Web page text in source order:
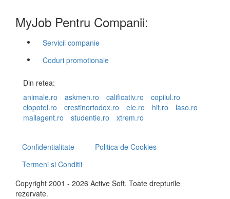
MyJob Pentru Companii:
Servicii companie
Coduri promotionale
Din retea:
animale.ro
askmen.ro calificativ.ro
copilul.ro
clopotel.ro
crestinortodox.ro ele.ro hit.ro
laso.ro
mailagent.ro
studentie.ro xtrem.ro
Confidentialitate
Politica de Cookies
Termeni si Conditii
Copyright 2001 - 2026 Active Soft. Toate drepturile
rezervate.